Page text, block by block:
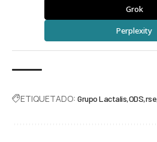
Grok
Perplexity
ETIQUETADO: Grupo Lactalis ODS rse